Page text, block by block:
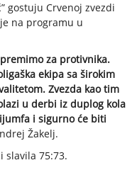
gostuju Crvenoj zvezdi
na programu u
za protivnika.
ekipa sa širokim
Zvezda kao tim
u derbi iz duplog kola
i sigurno će biti
Žakelj.
slavila 75:73.